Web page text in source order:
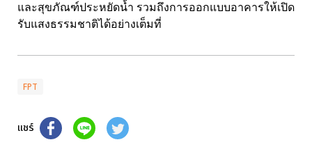
และสุขภัณฑ์ประหยัดน้ำ รวมถึงการออกแบบอาคารให้เปิด
รับแสงธรรมชาติได้อย่างเต็มที่
FPT
แชร์